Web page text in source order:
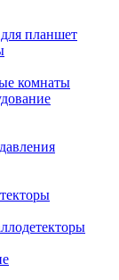
планшет
комнаты